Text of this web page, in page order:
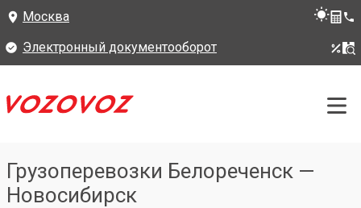
Москва
Электронный документооборот
Грузоперевозки Белореченск —
Новосибирск